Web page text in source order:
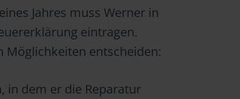
Jahres muss Werner in
eintragen.
Möglichkeiten entscheiden:
in dem er die Reparatur